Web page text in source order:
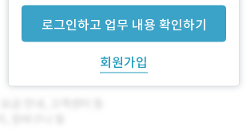
로그인하고 업무 내용 확인하기
회원가입